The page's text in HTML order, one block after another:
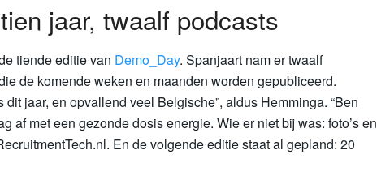
jaar, twaalf podcasts
tiende editie van Demo_Day. Spanjaart nam er twaalf
de komende weken en maanden worden gepubliceerd.
dit jaar, en opvallend veel Belgische”, aldus Hemminga. “Ben
af met een gezonde dosis energie. Wie er niet bij was: foto’s en
En de volgende editie staat al gepland: 20